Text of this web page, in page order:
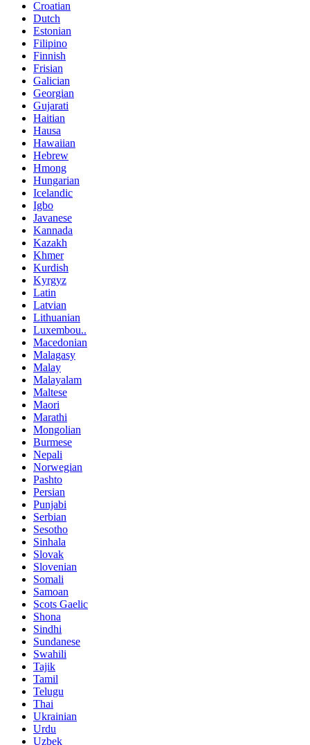
Croatian
Dutch
Estonian
Filipino
Finnish
Frisian
Galician
Georgian
Gujarati
Haitian
Hausa
Hawaiian
Hebrew
Hmong
Hungarian
Icelandic
Igbo
Javanese
Kannada
Kazakh
Khmer
Kurdish
Kyrgyz
Latin
Latvian
Lithuanian
Luxembou..
Macedonian
Malagasy
Malay
Malayalam
Maltese
Maori
Marathi
Mongolian
Burmese
Nepali
Norwegian
Pashto
Persian
Punjabi
Serbian
Sesotho
Sinhala
Slovak
Slovenian
Somali
Samoan
Scots Gaelic
Shona
Sindhi
Sundanese
Swahili
Tajik
Tamil
Telugu
Thai
Ukrainian
Urdu
Uzbek